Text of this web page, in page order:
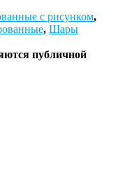
с рисунком,
, Шары
публичной